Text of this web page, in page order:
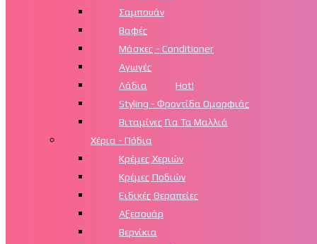
Σαμπουάν
Βαφές
Μάσκες - Conditioner
Αγωγές
Λάδια
Hot!
Styling - Φροντίδα Ομορφιάς
Βιταμίνες Για Τα Μαλλιά
Χέρια - Πόδια
Κρέμες Χεριών
Κρέμες Ποδιών
Ειδικές Θεραπείες
Αξεσουάρ
Βερνίκια